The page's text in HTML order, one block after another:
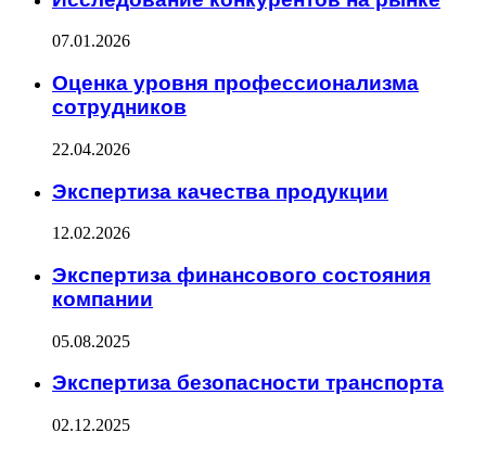
07.01.2026
Оценка уровня профессионализма
сотрудников
22.04.2026
Экспертиза качества продукции
12.02.2026
Экспертиза финансового состояния
компании
05.08.2025
Экспертиза безопасности транспорта
02.12.2025